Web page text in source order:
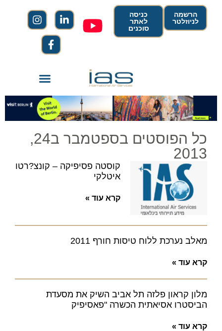
הרשמה
לניוזלטר
כניסה
לאתר
סוכנים
כל הפוסטים בספטמבר ב24,
2013
קוסטה פסיפיקה – קונצ?רטו
איטלקי
קרא עוד »
מאלב נערכת ללוח טיסות חורף 2011
קרא עוד »
מלון קראון פלזה תל אביב השיק את מסעדת
הביסטרו אסיאתית הכשרה "פאסיפיק
קרא עוד »